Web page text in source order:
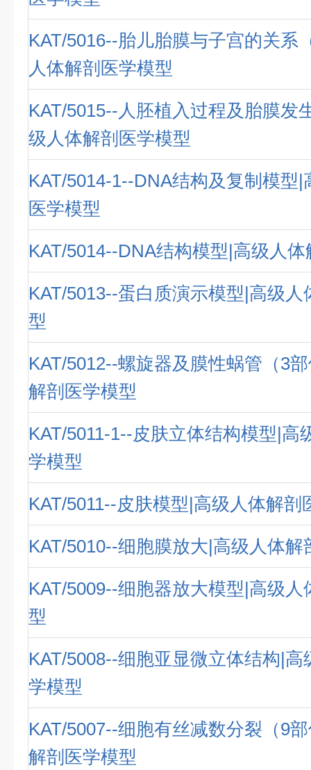
KAT/5016--胎儿胎膜与子宫的关系
人体解剖医学模型
KAT/5015--人胚植入过程及胎膜发
级人体解剖医学模型
KAT/5014-1--DNA结构及复制模型|
医学模型
KAT/5014--DNA结构模型|高级人
KAT/5013--蛋白质演示模型|高级人
型
KAT/5012--螺旋器及膜性蜗管（3
解剖医学模型
KAT/5011-1--皮肤立体结构模型|高
学模型
KAT/5011--皮肤模型|高级人体解剖
KAT/5010--细胞膜放大|高级人体解
KAT/5009--细胞器放大模型|高级人
型
KAT/5008--细胞亚显微立体结构|高
学模型
KAT/5007--细胞有丝减数分裂（9
解剖医学模型